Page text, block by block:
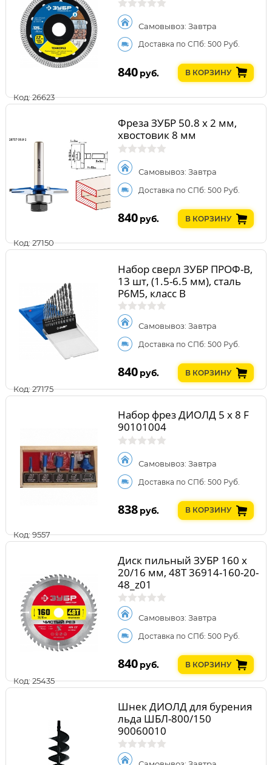
Код: 26623
Самовывоз: Завтра
Доставка по СПб: 500 Руб.
840 руб. В КОРЗИНУ
Код: 27150
Фреза ЗУБР 50.8 x 2 мм,
хвостовик 8 мм
Самовывоз: Завтра
Доставка по СПб: 500 Руб.
840 руб. В КОРЗИНУ
Код: 27175
Набор сверл ЗУБР ПРОФ-В,
13 шт, (1.5-6.5 мм), сталь
Р6М5, класс В
Самовывоз: Завтра
Доставка по СПб: 500 Руб.
840 руб. В КОРЗИНУ
Код: 9557
Набор фрез ДИОЛД 5 х 8 F
90101004
Самовывоз: Завтра
Доставка по СПб: 500 Руб.
838 руб. В КОРЗИНУ
Код: 25435
Диск пильный ЗУБР 160 x
20/16 мм, 48Т 36914-160-20-
48_z01
Самовывоз: Завтра
Доставка по СПб: 500 Руб.
840 руб. В КОРЗИНУ
Шнек ДИОЛД для бурения
льда ШБЛ-800/150
90060010